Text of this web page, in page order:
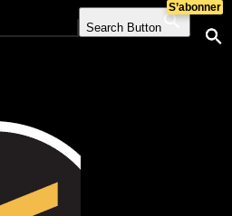
Search Button
S’abonner